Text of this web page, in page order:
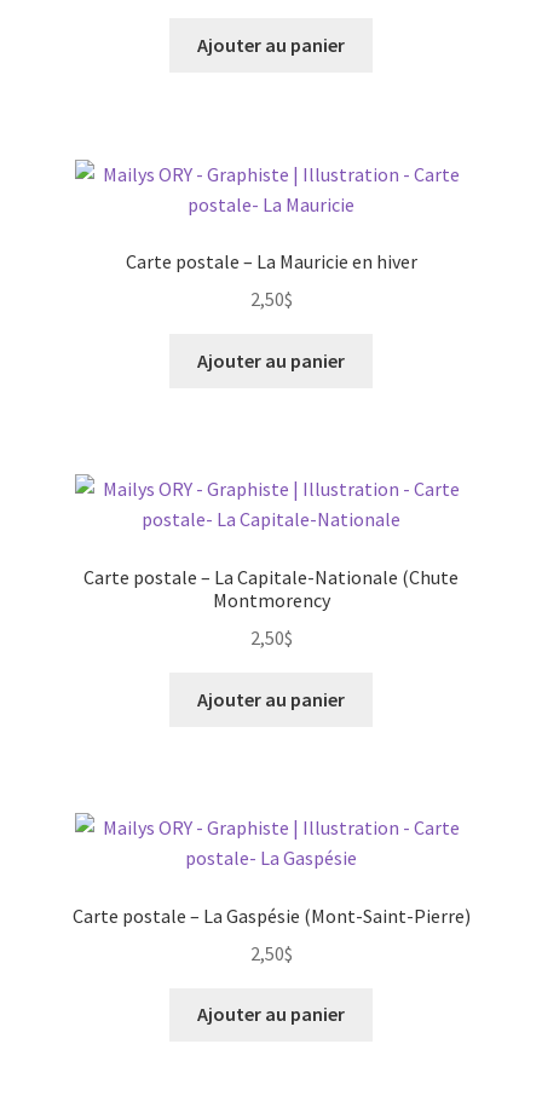
Ajouter au panier
Carte postale – La Mauricie en hiver
2,50$
Ajouter au panier
Carte postale – La Capitale-Nationale (Chute
Montmorency
2,50$
Ajouter au panier
Carte postale – La Gaspésie (Mont-Saint-Pierre)
2,50$
Ajouter au panier